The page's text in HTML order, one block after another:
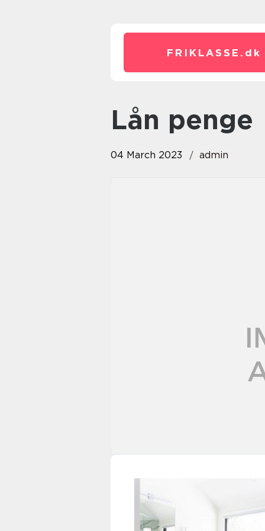
FRIKLASSE. dk
lån penge
04 March 2023 admin